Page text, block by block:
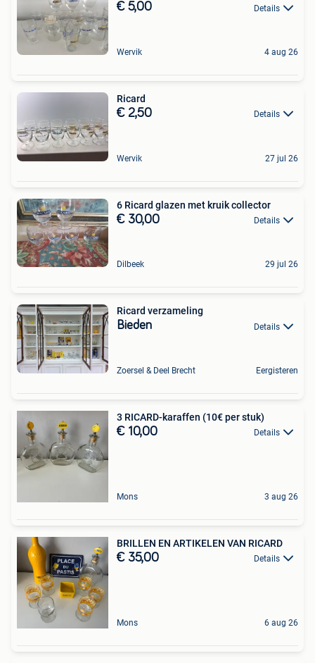
€ 5,00 Details
Wervik 4 aug 26
Ricard
€ 2,50 Details
Wervik 27 jul 26
6 Ricard glazen met kruik collector
€ 30,00 Details
Dilbeek 29 jul 26
Ricard verzameling
Bieden Details
Zoersel & Deel Brecht Eergisteren
3 RICARD-karaffen (10€ per stuk)
€ 10,00 Details
Mons 3 aug 26
BRILLEN EN ARTIKELEN VAN RICARD
€ 35,00 Details
Mons 6 aug 26